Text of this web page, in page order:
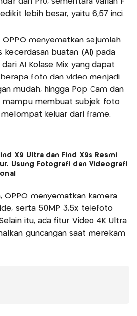
dan Pro, sementara varian F
lebih besar, yaitu 6,57 inci.
OPPO menyematkan sejumlah
kecerdasan buatan (AI) pada
dari AI Kolase Mix yang dapat
foto dan video menjadi
mudah, hingga Pop Cam dan
mampu membuat subjek foto
keluar dari frame.
X9 Ultra dan Find X9s Resmi
Usung Fotografi dan Videografi
OPPO menyematkan kamera
serta 50MP 3,5x telefoto
itu, ada fitur Video 4K Ultra
guncangan saat merekam